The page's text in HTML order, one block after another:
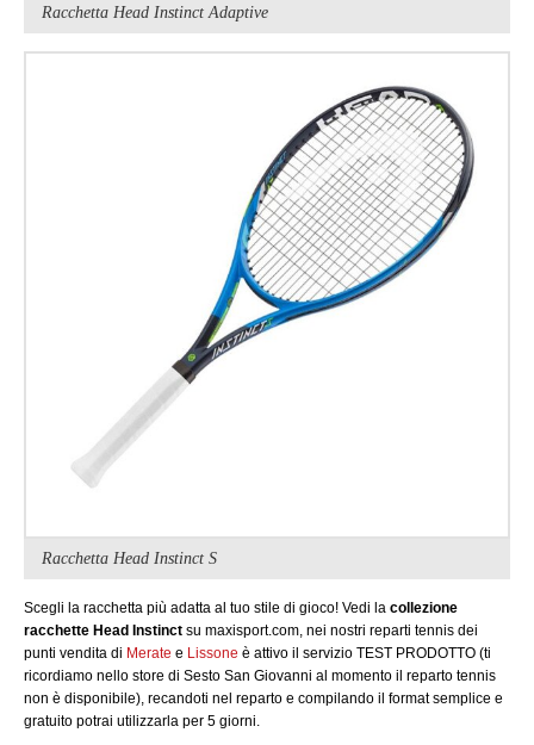
Racchetta Head Instinct Adaptive
Racchetta Head Instinct S
Scegli la racchetta più adatta al tuo stile di gioco! Vedi lacollezione
racchette Head Instinct su maxisport.com,nei nostri reparti tennis dei
punti vendita di Merate e Lissone è attivo il servizio TEST PRODOTTO (ti
ricordiamo nello store di Sesto San Giovanni al momento il reparto tennis
non è disponibile), recandoti nel reparto e compilando il format semplice e
gratuito potrai utilizzarla per 5 giorni.